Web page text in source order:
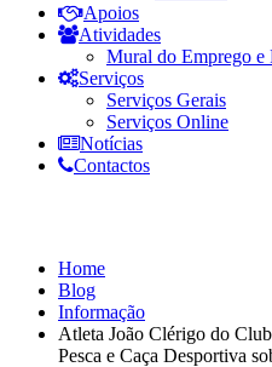
Apoios
Atividades
Mural do Emprego e
Serviços
Serviços Gerais
Serviços Online
Notícias
Contactos
Home
Blog
Informação
Atleta João Clérigo do
Pesca e Caça Desportiva